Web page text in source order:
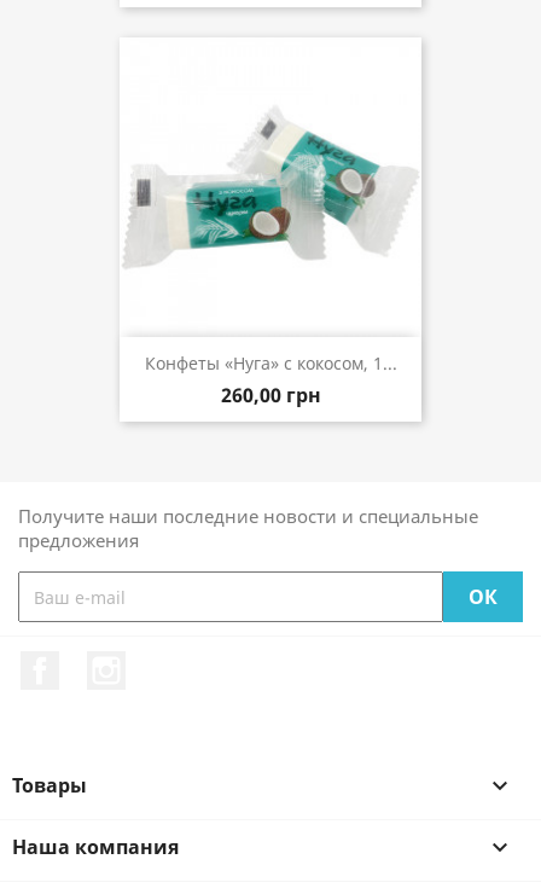
Конфеты «Нуга» с кокосом, 1...
260,00 грн
Получите наши последние новости и специальные
предложения
Товары 
Наша компания 